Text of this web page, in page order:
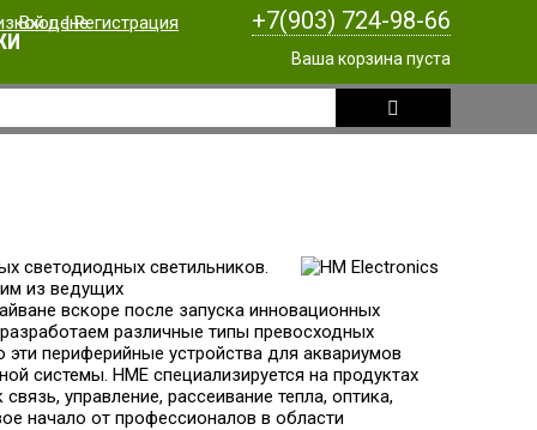
Вход|Регистрация +7(903) 724-98-66
Ваша корзина пуста
светодиодных светильников.
из ведущих
вскоре после запуска инновационных
различные типы превосходных
периферийные устройства для аквариумов
системы. HME специализируется на продуктах
управление, рассеивание тепла, оптика,
начало от профессионалов в области